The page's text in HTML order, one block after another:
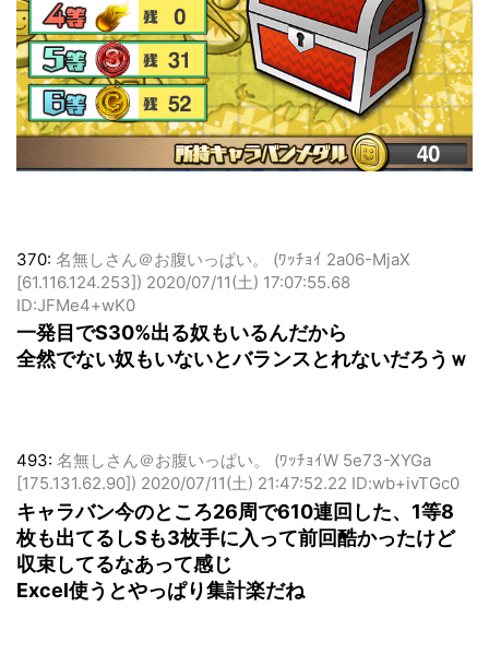
370:名無しさん＠お腹いっぱい。 (ﾜｯﾁｮｲ 2a06-MjaX
[61.116.124.253])
ID:JFMe4+wK0
一発目でS30%出る奴もいるんだから
493:名無しさん＠お腹いっぱい。 (ﾜｯﾁｮｲW 5e73-XYGa
[175.131.62.90]) 2020/07/11(土) 21:47:52.22 ID:wb+ivTGc0
キャラバン今のところ26周で610連回した、1等8
枚も出てるしSも3枚手に入って前回酷かったけど
収束してるなあって感じ